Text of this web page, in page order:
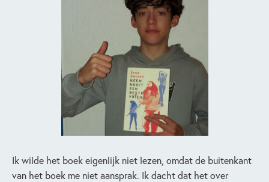
Ik wilde het boek eigenlijk niet lezen, omdat de buitenkant
van het boek me niet aansprak. Ik dacht dat het over